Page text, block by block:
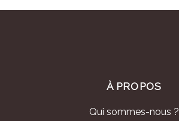
À PROPOS
Qui sommes-nous ?